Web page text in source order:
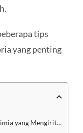
tips
yang penting
yang Mengiritasi